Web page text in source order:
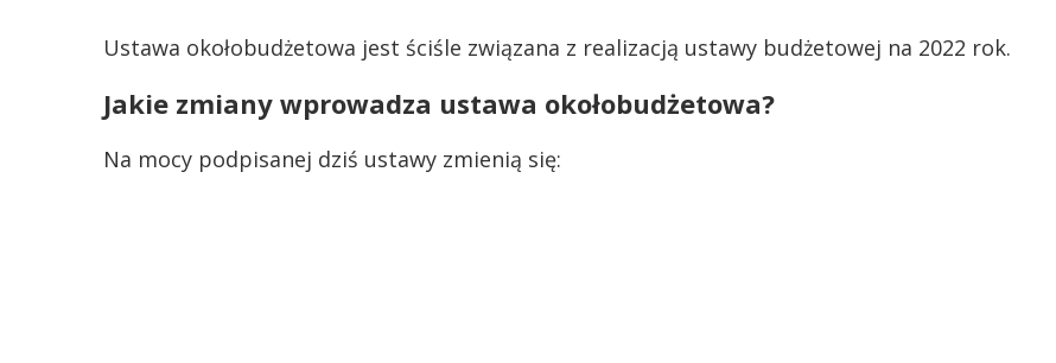
Ustawa okołobudżetowa jest ściśle związana z realizacją ustawy budżetowej na 2022 rok.
Jakie zmiany wprowadza ustawa okołobudżetowa?
Na mocy podpisanej dziś ustawy zmienią się: